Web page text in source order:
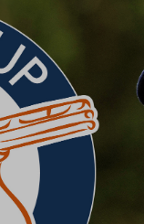
BLASER CUP
Erleben Sie den
Wettkämpfen im
renommierten
Blaser Cup bietet
Fähigkeiten im